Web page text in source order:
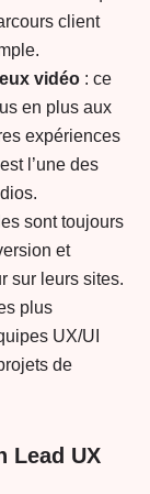
client
vidéo : ce
en plus aux
expériences
l’une des
sont toujours
et
sur leurs sites.
plus
UX/UI
de
Lead UX